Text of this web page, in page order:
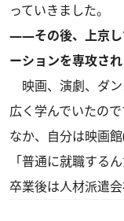
っていきました。
――その後、上京し
ーションを専攻され
映画、演劇、ダ
広く学んでいたの
なか、自分は映画
「普通に就職する
卒業後は人材派遣